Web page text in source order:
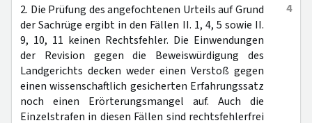
4
2. Die Prüfung des angefochtenen Urteils auf Grund
der Sachrüge ergibt in den Fällen II. 1, 4, 5 sowie II.
9, 10, 11 keinen Rechtsfehler. Die Einwendungen
der Revision gegen die Beweiswürdigung des
Landgerichts decken weder einen Verstoß gegen
einen wissenschaftlich gesicherten Erfahrungssatz
noch einen Erörterungsmangel auf. Auch die
Einzelstrafen in diesen Fällen sind rechtsfehlerfrei